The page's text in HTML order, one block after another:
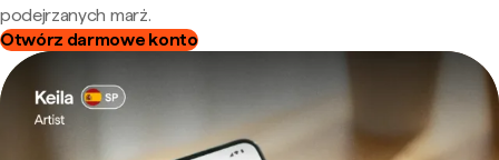
podejrzanych marż.
Otwórz darmowe konto